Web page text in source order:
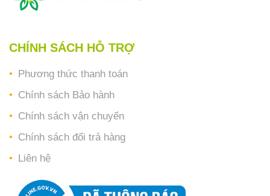
CHÍNH SÁCH HỖ TRỢ
Phương thức thanh toán
Chính sách Bảo hành
Chính sách vận chuyển
Chính sách đổi trả hàng
Liên hệ